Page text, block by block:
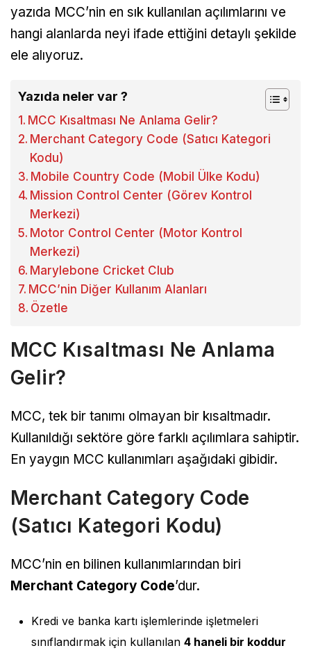
yazıda MCC’nin en sık kullanılan açılımlarını ve
hangi alanlarda neyi ifade ettiğini detaylı şekilde
ele alıyoruz.
Yazıda neler var ?
MCC Kısaltması Ne Anlama Gelir?
Merchant Category Code (Satıcı Kategori
Kodu)
Mobile Country Code (Mobil Ülke Kodu)
Mission Control Center (Görev Kontrol
Merkezi)
Motor Control Center (Motor Kontrol
Merkezi)
Marylebone Cricket Club
MCC’nin Diğer Kullanım Alanları
Özetle
MCC Kısaltması Ne Anlama
Gelir?
MCC, tek bir tanımı olmayan bir kısaltmadır.
Kullanıldığı sektöre göre farklı açılımlara sahiptir.
En yaygın MCC kullanımları aşağıdaki gibidir.
Merchant Category Code
(Satıcı Kategori Kodu)
MCC’nin en bilinen kullanımlarından biri
Merchant Category Code’dur.
Kredi ve banka kartı işlemlerinde işletmeleri
sınıflandırmak için kullanılan 4 haneli bir koddur